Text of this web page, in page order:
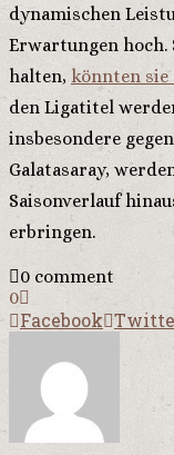
dynamischen
Erwartungen
halten, könnten
den Ligatitel
insbesondere
Galatasaray,
Saisonverlauf
erbringen.
0 comment
0
Facebook